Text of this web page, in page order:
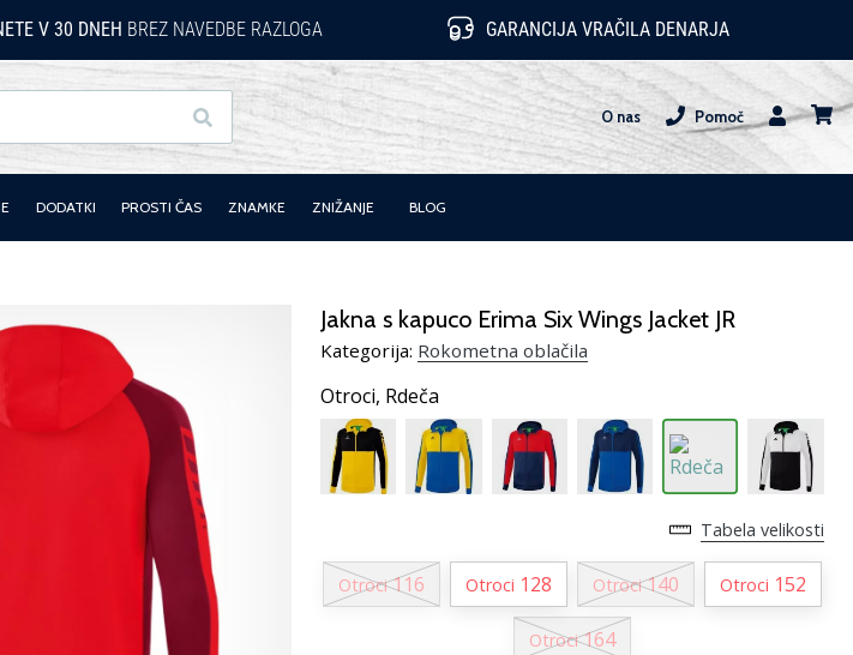
V 30 DNEH BREZ NAVEDBE RAZLOGA GARANCIJA VRAČILA DENARJA
Iskanje O nas
Pomoč
Uporabnik
DODATKI PROSTI ČAS ZNAMKE ZNIŽANJE BLOG
Jakna s kapuco Erima Six Wings Jacket JR
Kategorija: Rokometna oblačila
Otroci, Rdeča
Tabela velikosti
Otroci 116 Otroci 128 Otroci 140 Otroci 152
Otroci 164